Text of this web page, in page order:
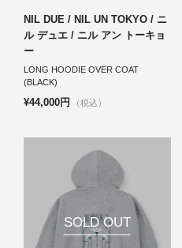
NIL DUE / NIL UN TOKYO / ニ
ル デュエ / ニル アン トーキョ
ー
LONG HOODIE OVER COAT
(BLACK)
¥44,000円 （税込）
SOLD OUT